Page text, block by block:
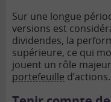
Sur une longue
versions est
dividendes, la
supérieure, ce qui
jouent un rôle
portefeuille d’actions.